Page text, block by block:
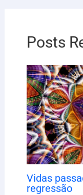
Posts
Vidas
regressão